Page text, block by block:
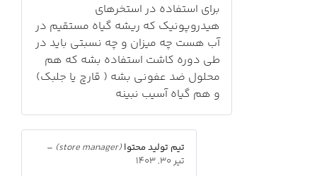
برای استفاده در استخرهای
هیدروپونیک که ریشه گیاه مستقیم در
آب هست چه میزان و چه نسبتی باید در
طی دوره کاشت استفاده بشه که هم
محلول ضد عفونی بشه ( قارچ یا جلبک)
و هم گیاه آسیب نبینه
تیم تولید محتوا (store manager)
–
تیر 30, 1403